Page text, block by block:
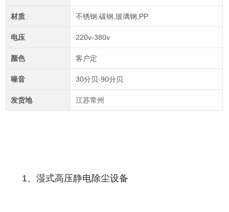
材质 不锈钢,碳钢,玻璃钢,PP
电压 220v-380v
颜色 客户定
噪音 30分贝-90分贝
发货地 江苏常州
1、湿式高压静电除尘设备